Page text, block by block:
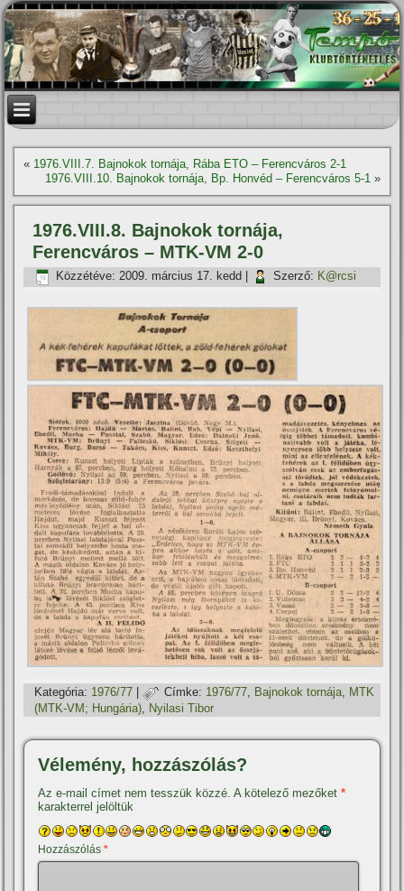
« 1976.VIII.7. Bajnokok tornája, Rába ETO – Ferencváros 2-1
1976.VIII.10. Bajnokok tornája, Bp. Honvéd – Ferencváros 5-1»
1976.VIII.8. Bajnokok tornája,
Ferencváros – MTK-VM 2-0
Közzétéve: 2009. március 17. kedd Szerző: K@rcsi
Kategória: 1976/77 | Címke: 1976/77, Bajnokok tornája, MTK
(MTK-VM; Hungária)
Nyilasi Tibor
Vélemény, hozzászólás?
Az e-mail címet nem tesszük közzé. A kötelező mezőket*
karakterrel jelöltük
Hozzászólás*